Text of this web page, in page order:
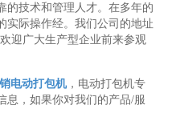
的技术和管理人才。在多年的
实际操作经。我们公司的地址
迎广大生产型企业前来参观
电动打包机，电动打包机专
息，如果你对我们的产品/服